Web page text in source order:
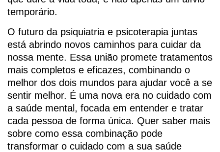
temporário.
O futuro da psiquiatria e psicoterapia juntas
está abrindo novos caminhos para cuidar da
nossa mente. Essa união promete tratamentos
mais completos e eficazes, combinando o
melhor dos dois mundos para ajudar você a se
sentir melhor. É uma nova era no cuidado com
a saúde mental, focada em entender e tratar
cada pessoa de forma única. Quer saber mais
sobre como essa combinação pode
transformar o cuidado com a sua saúde